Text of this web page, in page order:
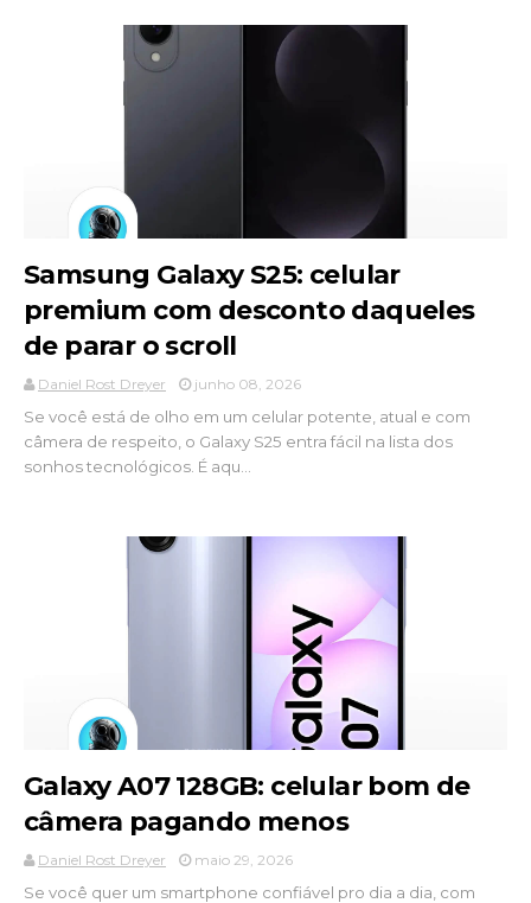
Samsung Galaxy S25: celular
premium com desconto daqueles
de parar o scroll
Daniel Rost Dreyer junho 08, 2026
Se você está de olho em um celular potente, atual e com
câmera de respeito, o Galaxy S25 entra fácil na lista dos
sonhos tecnológicos. É aqu...
Galaxy A07 128GB: celular bom de
câmera pagando menos
Daniel Rost Dreyer maio 29, 2026
Se você quer um smartphone confiável pro dia a dia, com